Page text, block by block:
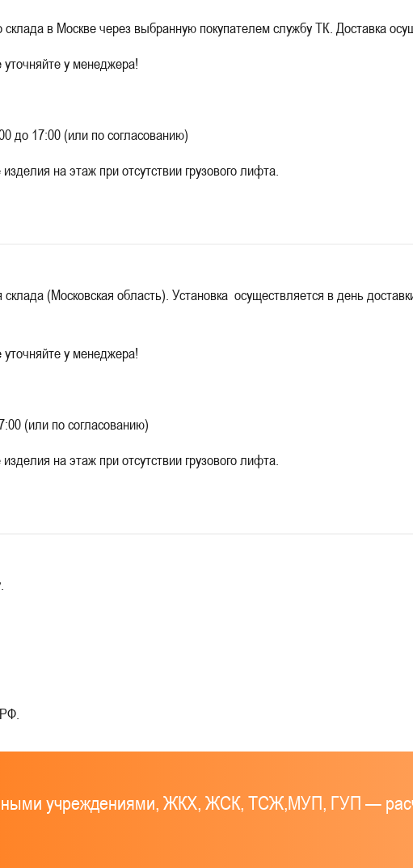
в Москве через выбранную покупателем службу ТК. Доставка
у менеджера!
17:00 (или по согласованию)
на этаж при отсутствии грузового лифта.
(Московская область). Установка осуществляется в день
у менеджера!
(или по согласованию)
на этаж при отсутствии грузового лифта.
учреждениями, ЖКХ, ЖСК, ТСЖ,МУП, ГУП —